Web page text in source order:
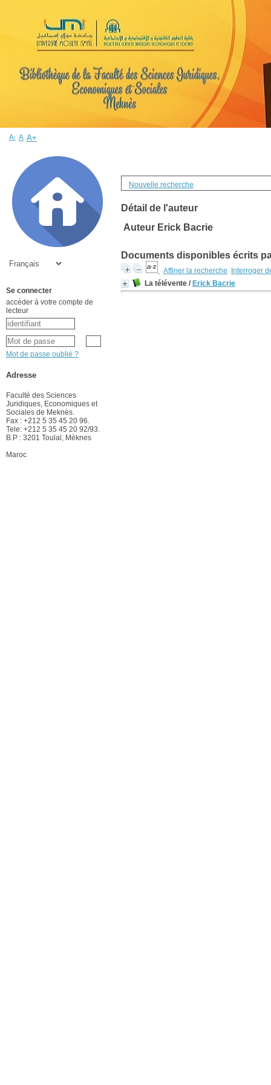
Nouvelle recherche
Détail de l'auteur
Auteur Erick Bacrie
Documents disponibles écrits
Affiner la recherche
Interroger
La télévente / Erick Bacrie
A- A A+
Se connecter
accéder à votre compte de
lecteur
Mot de passe oublié ?
Adresse
Faculté des Sciences
Juridiques, Economiques et
Sociales de Meknès.
Fax : +212 5 35 45 20 96.
Tele: +212 5 35 45 20 92/93.
B.P : 3201 Toulal, Mèknes
Maroc